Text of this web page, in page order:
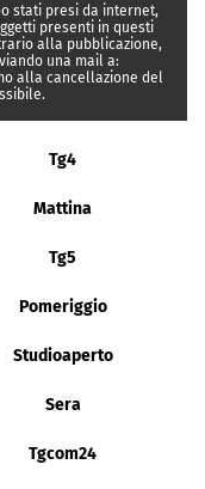
stati presi da internet,
presenti in questi
alla pubblicazione,
una mail a:
alla cancellazione del
Tg4
Mattina
Tg5
Pomeriggio
Studioaperto
Sera
Tgcom24